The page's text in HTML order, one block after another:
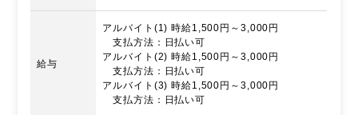
給与
アルバイト(1) 時給1,500円～3,000円
支払方法：日払い可
アルバイト(2) 時給1,500円～3,000円
支払方法：日払い可
アルバイト(3) 時給1,500円～3,000円
支払方法：日払い可